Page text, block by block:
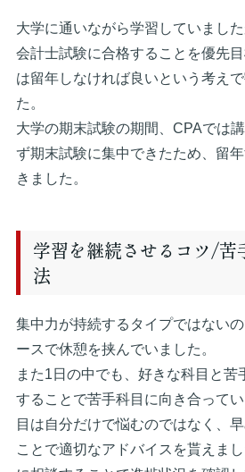
大学に通いながら学習していまし
会計士試験に合格することを優先
は留年しなければ良いという考え
た。
大学の期末試験の期間、CPAでは
ず期末試験に集中できたため、留
きました。
学習を継続させるコツ/苦
法
集中力が持続するタイプではない
ースで休憩を挟んでいました。
また1日の中でも、好きな科目と苦
することで苦手科目に向き合って
目は自分だけで悩むのではなく、
ことで適切なアドバイスを貰えま